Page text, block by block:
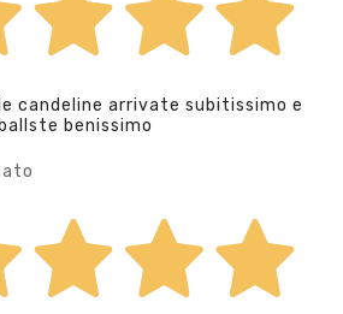
candeline arrivate subitissimo e
benissimo